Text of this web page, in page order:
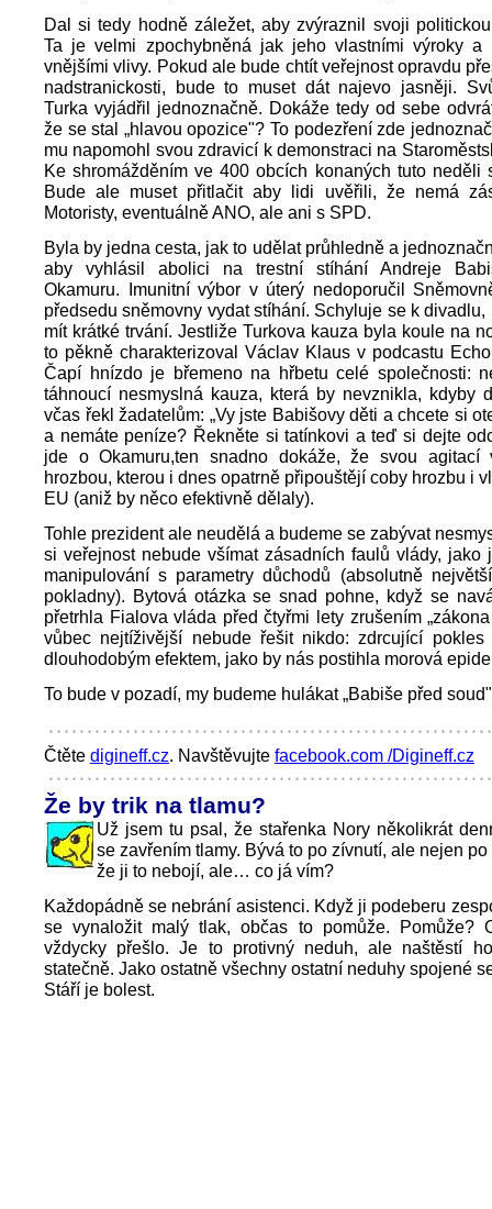
Dal si tedy hodně záležet, aby zvýraznil svoji
Ta je velmi zpochybněná jak jeho vlastními výroky a
vnějšími vlivy. Pokud ale bude chtít veřejnost opravdu
nadstranickosti, bude to muset dát najevo jasněji.
Turka vyjádřil jednoznačně. Dokáže tedy od sebe
že se stal „hlavou opozice"? To podezření zde
mu napomohl svou zdravicí k demonstraci na
Ke shromážděním ve 400 obcích konaných tuto neděli
Bude ale muset přitlačit aby lidi uvěřili, že nemá
Motoristy, eventuálně ANO, ale ani s SPD.
Byla by jedna cesta, jak to udělat průhledně a
aby vyhlásil abolici na trestní stíhání Andreje
Okamuru. Imunitní výbor v úterý nedoporučil
předsedu sněmovny vydat stíhání. Schyluje se k divadlu,
mít krátké trvání. Jestliže Turkova kauza byla koule na
to pěkně charakterizoval Václav Klaus v podcastu
Čapí hnízdo je břemeno na hřbetu celé společnosti:
táhnoucí nesmyslná kauza, která by nevznikla, kdyby
včas řekl žadatelům: „Vy jste Babišovy děti a chcete si
a nemáte peníze? Řekněte si tatínkovi a teď si dejte
jde o Okamuru,ten snadno dokáže, že svou agitací
hrozbou, kterou i dnes opatrně připouštějí coby hrozbu i
EU (aniž by něco efektivně dělaly).
Tohle prezident ale neudělá a budeme se zabývat
si veřejnost nebude všímat zásadních faulů vlády, jako
manipulování s parametry důchodů (absolutně
pokladny). Bytová otázka se snad pohne, když se
přetrhla Fialova vláda před čtyřmi lety zrušením
vůbec nejtíživější nebude řešit nikdo: zdrcující pokles
dlouhodobým efektem, jako by nás postihla morová
To bude v pozadí, my budeme hulákat „Babiše před
Čtěte digineff.cz. Navštěvujte facebook.com /Digineff.cz
Že by trik na tlamu?
Už jsem tu psal, že stařenka Nory několikrát
se zavřením tlamy. Bývá to po zívnutí, ale nejen
že ji to nebojí, ale… co já vím?
Každopádně se nebrání asistenci. Když ji podeberu
se vynaložit malý tlak, občas to pomůže. Pomůže?
vždycky přešlo. Je to protivný neduh, ale naštěstí
statečně. Jako ostatně všechny ostatní neduhy spojené
Stáří je bolest.